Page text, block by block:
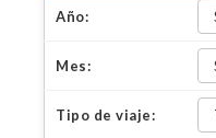
Año:
Mes:
Tipo de viaje: